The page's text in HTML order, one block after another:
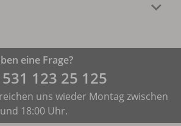
eine Frage?
­123 25 125
uns wieder Montag zwischen
18:00 Uhr.